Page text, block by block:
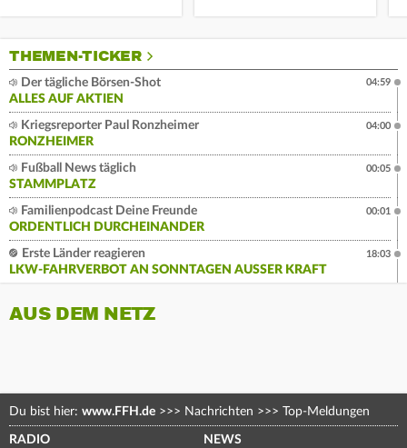
THEMEN-TICKER
Der tägliche Börsen-Shot
ALLES AUF AKTIEN
04:59
Kriegsreporter Paul Ronzheimer
RONZHEIMER
04:00
Fußball News täglich
STAMMPLATZ
00:05
Familienpodcast Deine Freunde
ORDENTLICH DURCHEINANDER
00:01
Erste Länder reagieren
LKW-FAHRVERBOT AN SONNTAGEN AUSSER KRAFT
18:03
AUS DEM NETZ
Du bist hier: www.FFH.de >>> Nachrichten >>> Top-Meldungen
RADIO NEWS